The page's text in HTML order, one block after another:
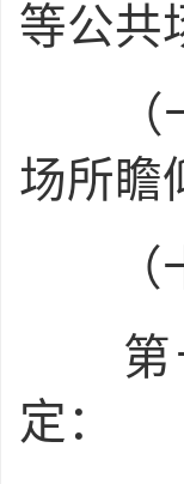
等公共
（十
场所瞻
（十
第
定：